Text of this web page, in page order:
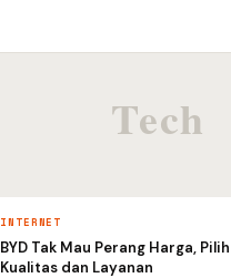
INTERNET
BYD Tak Mau Perang Harga,
Kualitas dan Layanan